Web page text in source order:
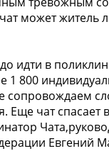
может житель
в
1 800
сопровождаем
чат спасает
Евгений